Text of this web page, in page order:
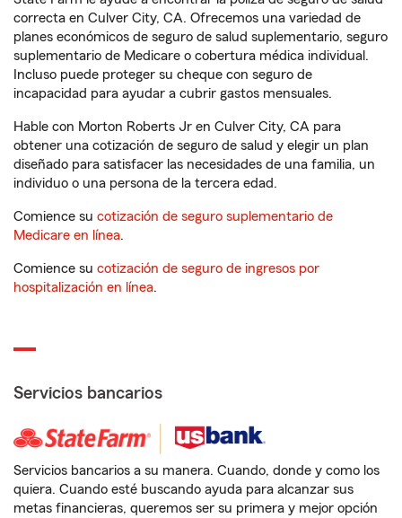
correcta en Culver City, CA. Ofrecemos una variedad de
planes económicos de seguro de salud suplementario, seguro
suplementario de Medicare o cobertura médica individual.
Incluso puede proteger su cheque con seguro de
incapacidad para ayudar a cubrir gastos mensuales.
Hable con Morton Roberts Jr en Culver City, CA para
obtener una cotización de seguro de salud y elegir un plan
diseñado para satisfacer las necesidades de una familia, un
individuo o una persona de la tercera edad.
Comience su cotización de seguro suplementario de
Medicare en línea.
Comience su cotización de seguro de ingresos por
hospitalización en línea.
Servicios bancarios
Servicios bancarios a su manera. Cuando, donde y como los
quiera. Cuando esté buscando ayuda para alcanzar sus
metas financieras, queremos ser su primera y mejor opción